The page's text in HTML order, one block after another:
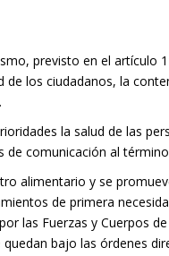
previsto en el artículo
los ciudadanos, la
la salud de las
de comunicación al
alimentario y se
de primera
las Fuerzas y Cuerpos
bajo las órdenes